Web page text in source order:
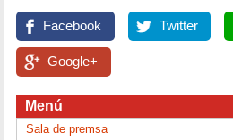
Facebook Twitter
Google+
Menú
Sala de premsa